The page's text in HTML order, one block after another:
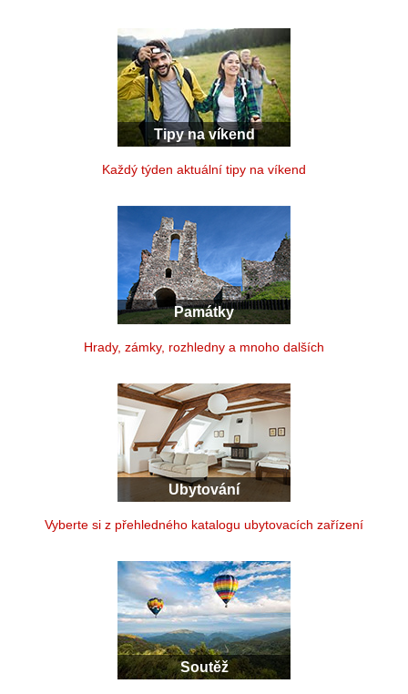
Tipy na víkend
Každý týden aktuální tipy na víkend
Památky
Hrady, zámky, rozhledny a mnoho dalších
Ubytování
Vyberte si z přehledného katalogu ubytovacích zařízení
Soutěž